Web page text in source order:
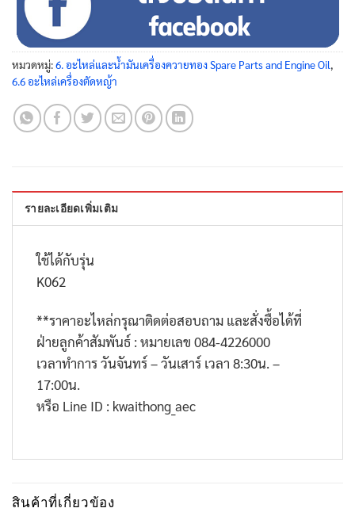
หมวดหมู่:6. อะไหล่และน้ำมันเครื่องควายทอง Spare Parts and Engine Oil
6.6 อะไหล่เครื่องตัดหญ้า
รายละเอียดเพิ่มเติม
ใช้ได้กับรุ่น
K062
**ราคาอะไหล่กรุณาติดต่อสอบถาม และสั่งซื้อได้ที่
ฝ่ายลูกค้าสัมพันธ์ : หมายเลข 084-4226000
เวลาทำการ วันจันทร์ – วันเสาร์ เวลา 8:30น. –
17:00น.
หรือ Line ID : kwaithong_aec
สินค้าที่เกี่ยวข้อง